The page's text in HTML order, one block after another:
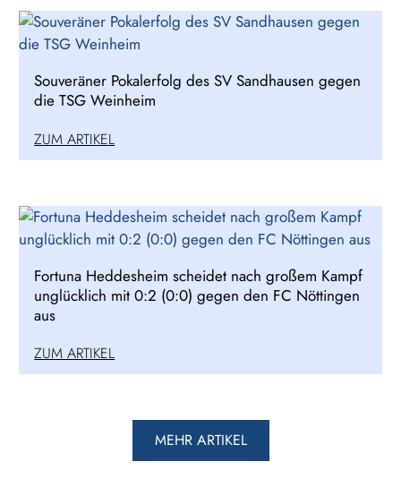
Souveräner Pokalerfolg des SV Sandhausen gegen
die TSG Weinheim
ZUM ARTIKEL
Fortuna Heddesheim scheidet nach großem Kampf
unglücklich mit 0:2 (0:0) gegen den FC Nöttingen
aus
ZUM ARTIKEL
MEHR ARTIKEL